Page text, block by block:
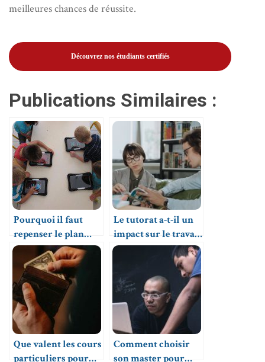
meilleures chances de réussite.
Découvrez nos étudiants certifiés
Publications Similaires :
Pourquoi il faut
repenser le plan
numérique pour
l’école
Le tutorat a-t-il un
impact sur le travail
scolaire ?
Que valent les cours
particuliers pour
Comment choisir
son master pour